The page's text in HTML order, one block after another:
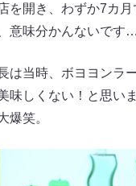
を開き、わずか7カ
意味分かんないで
は当時、ボヨヨンラ
味しくない！と思い
爆笑。